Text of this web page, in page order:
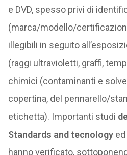
e DVD, spesso privi di
(marca/modello/
illegibili in seguito
(raggi ultravioletti, graffi,
chimici (contaminanti e
copertina, del pennarello/
etichetta). Importanti studi
Standards and tecnologyed
hanno verificato,